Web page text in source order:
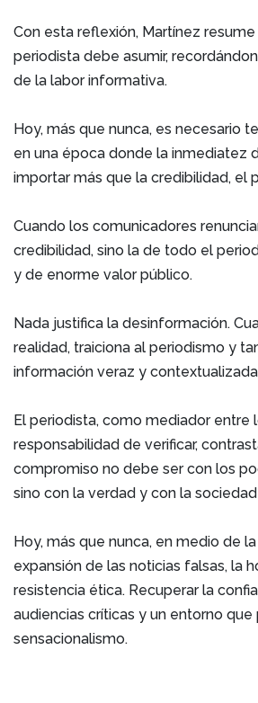
Con esta reflexión, Martínez
periodista debe asumir,
de la labor informativa.
Hoy, más que nunca, es necesario
en una época donde la inmediatez
importar más que la credibilidad, el
Cuando los comunicadores
credibilidad, sino la de todo el
y de enorme valor público.
Nada justifica la desinformación.
realidad, traiciona al periodismo y
información veraz y
El periodista, como mediador entre
responsabilidad de verificar,
compromiso no debe ser con los
sino con la verdad y con la
Hoy, más que nunca, en medio de
expansión de las noticias falsas, la
resistencia ética. Recuperar la
audiencias críticas y un entorno
sensacionalismo.